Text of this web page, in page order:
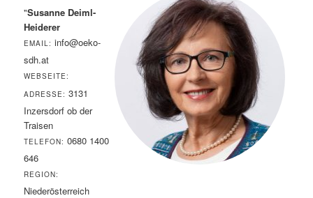
"Susanne Deiml-
Heiderer
EMAIL:info@oeko-
sdh.at
WEBSEITE:
ADRESSE:3131
Inzersdorf ob der
Traisen
TELEFON:0680 1400
646
REGION:
Niederösterreich